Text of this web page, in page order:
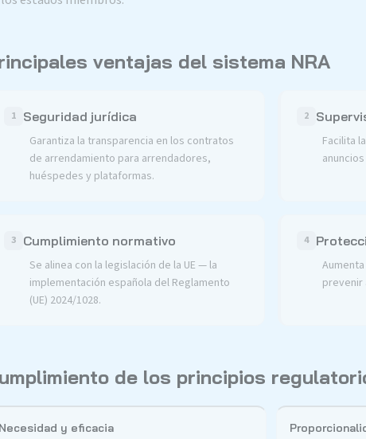
ventajas del sistema NRA
1 Seguridad jurídica
Garantiza la transparencia en los contratos
de arrendamiento para arrendadores,
huéspedes y plataformas.
2
Facilita
3 Cumplimiento normativo
Se alinea con la legislación de la UE — la
implementación española del Reglamento
(UE) 2024/1028.
4
prevenir
de los principios
Necesidad y eficacia